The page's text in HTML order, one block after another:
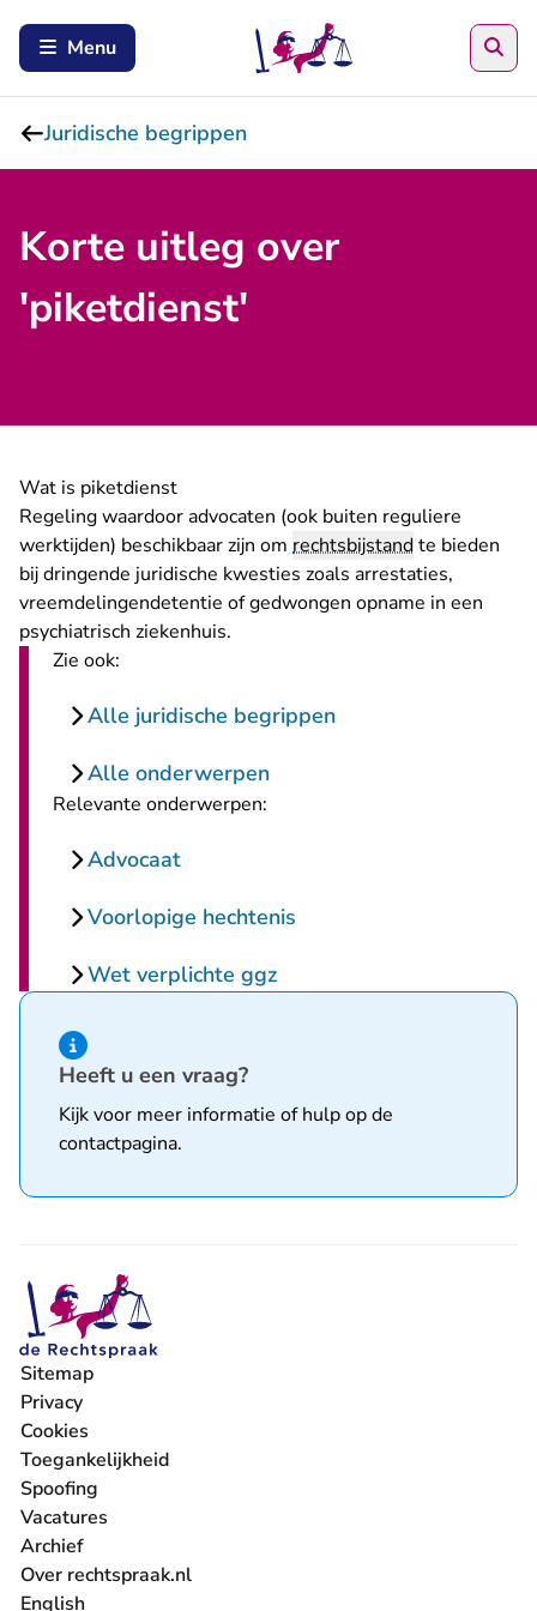
Menu
Juridische begrippen
Korte uitleg over
'piketdienst'
Wat is piketdienst
Regeling waardoor advocaten (ook buiten reguliere
werktijden) beschikbaar zijn om rechtsbijstandte bieden
bij dringende juridische kwesties zoals arrestaties,
vreemdelingendetentie of gedwongen opname in een
psychiatrisch ziekenhuis.
Zie ook:
Alle juridische begrippen
Alle onderwerpen
Relevante onderwerpen:
Advocaat
Voorlopige hechtenis
Wet verplichte ggz
Hint van type informatie
Heeft u een vraag?
Kijk voor meer informatie of hulp op de
contactpagina.
Sitemap
Privacy
Cookies
Toegankelijkheid
Spoofing
Vacatures
- U verlaat Rechtspraak.nl
Archief
Over rechtspraak.nl
English